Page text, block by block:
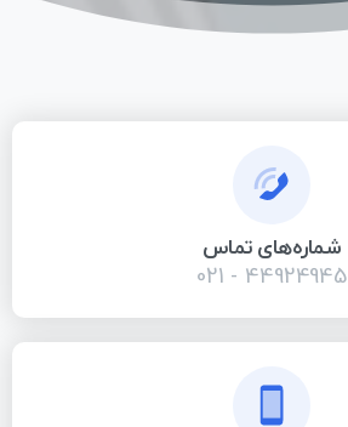
شماره‌های تماس
44924945 - 021